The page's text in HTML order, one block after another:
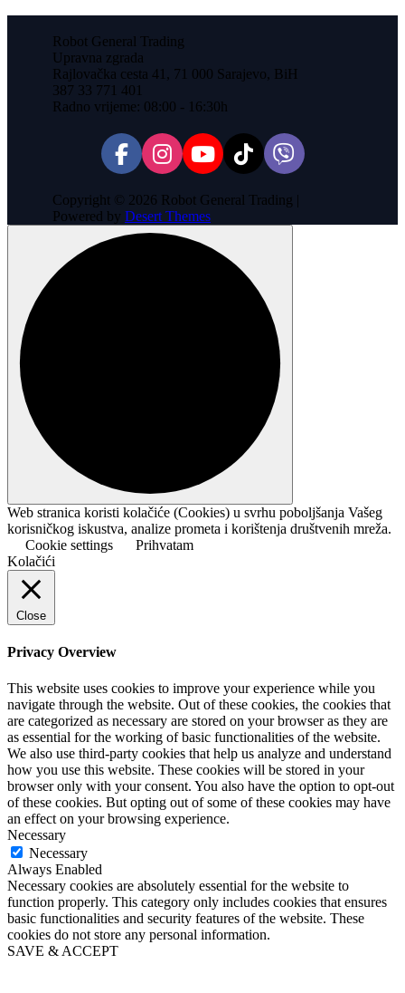
Robot General Trading
Upravna zgrada
Rajlovačka cesta 41, 71 000 Sarajevo, BiH
387 33 771 401
Radno vrijeme: 08:00 - 16:30h
Copyright © 2026 Robot General Trading |
Powered by Desert Themes
Web stranica koristi kolačiće (Cookies) u svrhu poboljšanja Vašeg
korisničkog iskustva, analize prometa i korištenja društvenih mreža.
Cookie settings
Prihvatam
Kolačići
Close
Privacy Overview
This website uses cookies to improve your experience while you
navigate through the website. Out of these cookies, the cookies that
are categorized as necessary are stored on your browser as they are
as essential for the working of basic functionalities of the website.
We also use third-party cookies that help us analyze and understand
how you use this website. These cookies will be stored in your
browser only with your consent. You also have the option to opt-out
of these cookies. But opting out of some of these cookies may have
an effect on your browsing experience.
Necessary
Necessary
Always Enabled
Necessary cookies are absolutely essential for the website to
function properly. This category only includes cookies that ensures
basic functionalities and security features of the website. These
cookies do not store any personal information.
SAVE & ACCEPT